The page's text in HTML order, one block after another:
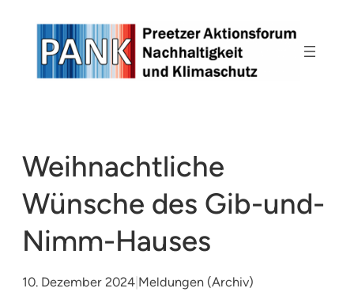
springen
Weihnachtliche
Wünsche des Gib-und-
Nimm-Hauses
10. Dezember 2024 Meldungen (Archiv)